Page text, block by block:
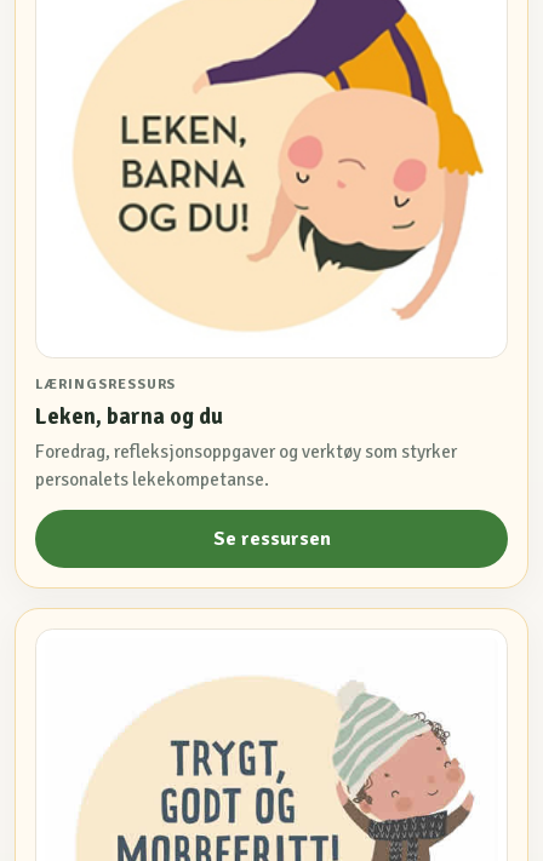
LÆRINGSRESSURS
Leken, barna og du
Foredrag, refleksjonsoppgaver og verktøy som styrker
personalets lekekompetanse.
Se ressursen